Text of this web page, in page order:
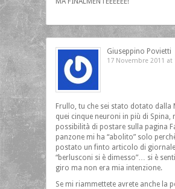
Giuseppino Povietti
17 Novembre 2011 at
Frullo, tu che sei stato dotato dalla
quei cinque neuroni in più di Spina,
possibilità di postare sulla pagina
panzone mi ha “abolito” solo
postato un finto articolo di
“berlusconi si è dimesso”… si è
giro ma non era mia intenzione.
Se mi riammettete avrete anche la